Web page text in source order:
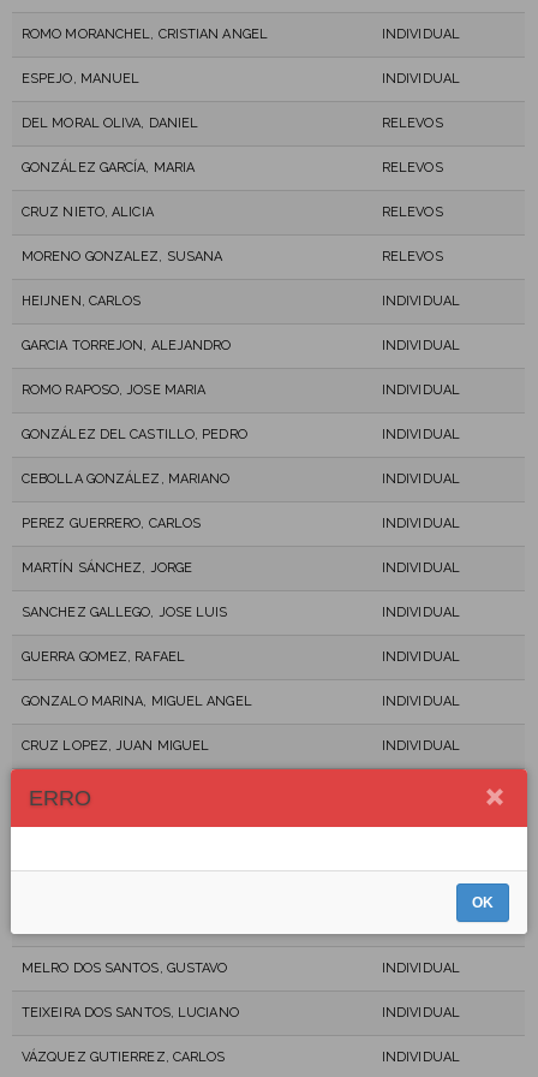
ROMO MORANCHEL, CRISTIAN ANGEL INDIVIDUAL
ESPEJO, MANUEL INDIVIDUAL
DEL MORAL OLIVA, DANIEL RELEVOS
GONZÁLEZ GARCÍA, MARIA RELEVOS
CRUZ NIETO, ALICIA RELEVOS
MORENO GONZALEZ, SUSANA RELEVOS
HEIJNEN, CARLOS INDIVIDUAL
GARCIA TORREJON, ALEJANDRO INDIVIDUAL
ROMO RAPOSO, JOSE MARIA INDIVIDUAL
GONZÁLEZ DEL CASTILLO, PEDRO INDIVIDUAL
CEBOLLA GONZÁLEZ, MARIANO INDIVIDUAL
PEREZ GUERRERO, CARLOS INDIVIDUAL
MARTÍN SÁNCHEZ, JORGE INDIVIDUAL
SANCHEZ GALLEGO, JOSE LUIS INDIVIDUAL
GUERRA GOMEZ, RAFAEL INDIVIDUAL
GONZALO MARINA, MIGUEL ANGEL INDIVIDUAL
CRUZ LOPEZ, JUAN MIGUEL INDIVIDUAL
ESPÍLEZ ELIPE, ENRIQUE
INDIVIDUAL
MELRO DOS SANTOS, GUSTAVO INDIVIDUAL
TEIXEIRA DOS SANTOS, LUCIANO INDIVIDUAL
VÁZQUEZ GUTIERREZ, CARLOS INDIVIDUAL
ERRO
OK